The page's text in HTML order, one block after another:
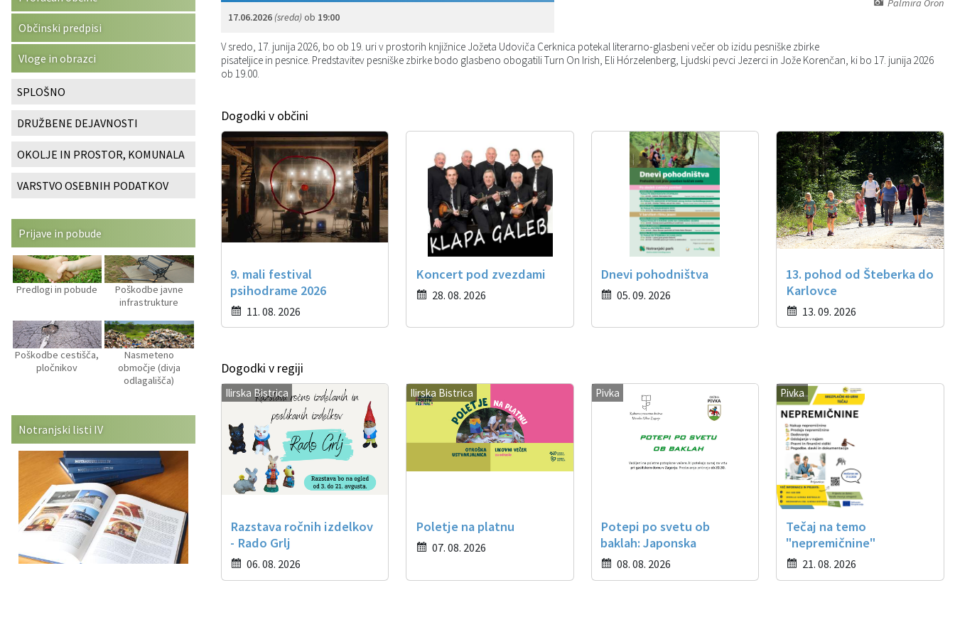
17.06.2026(sreda)ob 19:00
V sredo, 17. junija 2026, bo ob 19. uri v prostorih knjižnice Jožeta Udoviča Cerknica potekal literarno-glasbeni večer ob izidu pesniške zbirke
pisateljice in pesnice. Predstavitev pesniške zbirke bodo glasbeno obogatili Turn On Irish, Eli Hórzelenberg, Ljudski pevci Jezerci in Jože Korenčan, ki bo 17. junija 2026
ob 19.00.
Dogodki v občini
9. mali festival
psihodrame 2026
11. 08. 2026
Koncert pod zvezdami
28. 08. 2026
Dnevi pohodništva
05. 09. 2026
13. pohod od Šteberka do
Karlovce
13. 09. 2026
Dogodki v regiji
Ilirska Bistrica
Razstava ročnih izdelkov
- Rado Grlj
06. 08. 2026
Ilirska Bistrica
Poletje na platnu
07. 08. 2026
Pivka
Potepi po svetu ob
baklah: Japonska
08. 08. 2026
Pivka
Tečaj na temo
"nepremičnine"
21. 08. 2026
Občinski predpisi
Vloge in obrazci
SPLOŠNO
DRUŽBENE DEJAVNOSTI
OKOLJE IN PROSTOR, KOMUNALA
VARSTVO OSEBNIH PODATKOV
Prijave in pobude
Predlogi in pobude
Poškodbe javne
infrastrukture
Poškodbe cestišča,
pločnikov
Nasmeteno
območje (divja
odlagališča)
Notranjski listi IV
Katalog informacij javnega značaja
Vizitka občine
Predsedniki političnih strank
Svet za preventivo in vzgojo v cestnem prometu
Služba za okolje in prostor
Služba za stanovanjsko dejavnost
Služba za civilno zaščito
Služba za družbene dejavnosti
Služba za gospodarstvo, turizem in kmetijstvo
Služba za krajevne skupnosti
Občinski predpisi
Strategije in koncepti
Proračuni občine